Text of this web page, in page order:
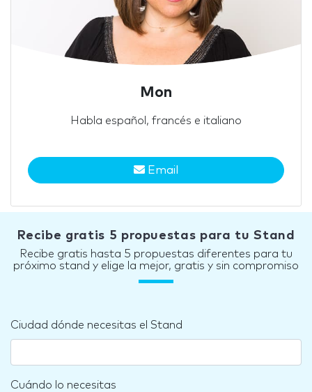
Mon
Habla español, francés e italiano
Email
Recibe gratis 5 propuestas para tu Stand
Recibe gratis hasta 5 propuestas diferentes para tu
próximo stand y elige la mejor, gratis y sin compromiso
Ciudad dónde necesitas el Stand
Cuándo lo necesitas